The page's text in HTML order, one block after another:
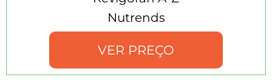
Nutrends
VER PREÇO